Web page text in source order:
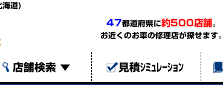
海道)
47都道府県に約500店舗。
お近くのお車の修理店が探せます。
店舗検索 ▼ 見積ｼﾐｭﾚｰｼｮﾝ